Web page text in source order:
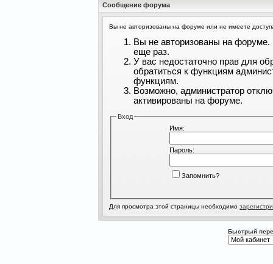
Сообщение форума
Вы не авторизованы на форуме или не имеете
Вы не авторизованы на форуме.
еще раз.
У вас недостаточно прав для
обратиться к функциям
функциям.
Возможно, администратор
активированы на форуме.
Вход
Имя:
Пароль:
Запомнить?
Для просмотра этой страницы необходимо
Быстрый